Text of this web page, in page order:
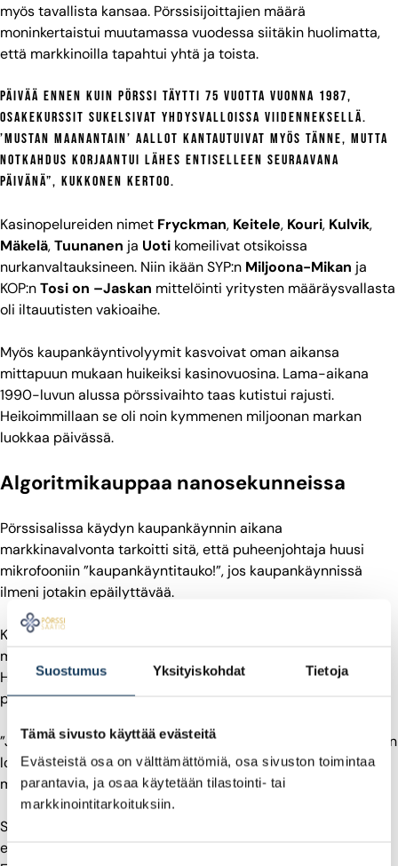
Suostumus Yksityiskohdat Tietoja
Tämä sivusto käyttää evästeitä
Evästeistä osa on välttämättömiä, osa sivuston toimintaa
parantavia, ja osaa käytetään tilastointi- tai
markkinointitarkoituksiin.
myös tavallista kansaa. Pörssisijoittajien määrä
moninkertaistui muutamassa vuodessa siitäkin huolimatta,
että markkinoilla tapahtui yhtä ja toista.
Päivää ennen kuin pörssi täytti 75 vuotta vuonna 1987,
osakekurssit sukelsivat Yhdysvalloissa viidenneksellä.
’Mustan maanantain’ aallot kantautuivat myös tänne, mutta
notkahdus korjaantui lähes entiselleen seuraavana
päivänä”, Kukkonen kertoo.
Kasinopelureiden nimet Fryckman, Keitele, Kouri, Kulvik,
Mäkelä,Tuunanen ja Uoti komeilivat otsikoissa
nurkanvaltauksineen. Niin ikään SYP:n Miljoona-Mikan ja
KOP:nTosi on –Jaskan mittelöinti yritysten määräysvallasta
oli iltauutisten vakioaihe.
Myös kaupankäyntivolyymit kasvoivat oman aikansa
mittapuun mukaan huikeiksi kasinovuosina. Lama-aikana
1990-luvun alussa pörssivaihto taas kutistui rajusti.
Heikoimmillaan se oli noin kymmenen miljoonan markan
luokkaa päivässä.
Algoritmikauppaa nanosekunneissa
Pörssisalissa käydyn kaupankäynnin aikana
markkinavalvonta tarkoitti sitä, että puheenjohtaja huusi
mikrofooniin ”kaupankäyntitauko!”, jos kaupankäynnissä
ilmeni jotakin epäilyttävää.
Kukkonen ei muista, että kaupankäyntiä olisi niihin aikoihin
montaakaan kertaa keskeytetty pidemmäksi aikaa.
Hetkellisesti kylläkin, jos esimerkiksi kurssit käyttäytyivät
poikkeuksellisesti.
”Julkihuudon päättyminen vuonna 1990 oli yhden aikakauden
loppu. Haikeaa oli, että päivittäinen kanssakäyminen
meklareiden kanssa jäi”, hän sanoo.
Samana vuonna pörssi otti käyttöönsä automatisoidun
elektronisen HETI-kaupankäyntijärjestelmän (